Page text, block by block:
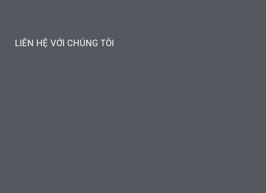
LIÊN HỆ VỚI CHÚNG TÔI